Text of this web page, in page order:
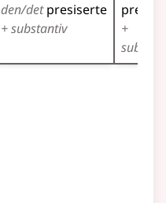
den/detpresiserte
+ substantiv
+